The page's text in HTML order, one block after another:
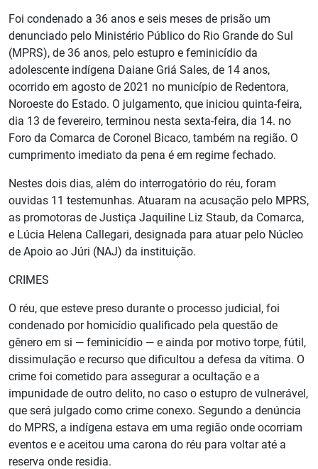
Foi condenado a 36 anos e seis meses de prisão um
denunciado pelo Ministério Público do Rio Grande do Sul
(MPRS), de 36 anos, pelo estupro e feminicídio da
adolescente indígena Daiane Griá Sales, de 14 anos,
ocorrido em agosto de 2021 no município de Redentora,
Noroeste do Estado. O julgamento, que iniciou quinta-feira,
dia 13 de fevereiro, terminou nesta sexta-feira, dia 14. no
Foro da Comarca de Coronel Bicaco, também na região. O
cumprimento imediato da pena é em regime fechado.
Nestes dois dias, além do interrogatório do réu, foram
ouvidas 11 testemunhas. Atuaram na acusação pelo MPRS,
as promotoras de Justiça Jaquiline Liz Staub, da Comarca,
e Lúcia Helena Callegari, designada para atuar pelo Núcleo
de Apoio ao Júri (NAJ) da instituição.
CRIMES
O réu, que esteve preso durante o processo judicial, foi
condenado por homicídio qualificado pela questão de
gênero em si — feminicídio — e ainda por motivo torpe, fútil,
dissimulação e recurso que dificultou a defesa da vítima. O
crime foi cometido para assegurar a ocultação e a
impunidade de outro delito, no caso o estupro de vulnerável,
que será julgado como crime conexo. Segundo a denúncia
do MPRS, a indígena estava em uma região onde ocorriam
eventos e e aceitou uma carona do réu para voltar até a
reserva onde residia.